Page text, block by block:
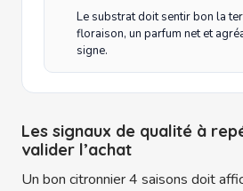
Le substrat doit sentir bon la
floraison, un parfum net et
signe.
Les signaux de qualité à
valider l’achat
Un bon citronnier 4 saisons doit